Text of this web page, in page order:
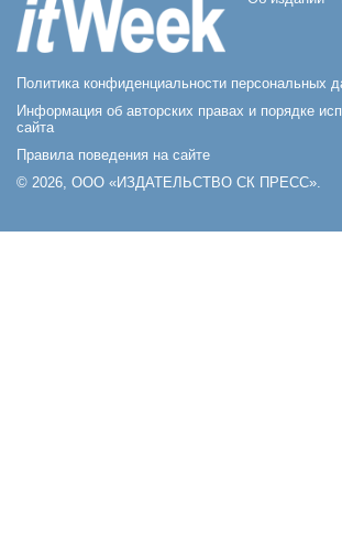
Политика конфиденциальности персональных
Информация об авторских правах и порядке
сайта
Правила поведения на сайте
© 2026, ООО «ИЗДАТЕЛЬСТВО СК ПРЕСС».